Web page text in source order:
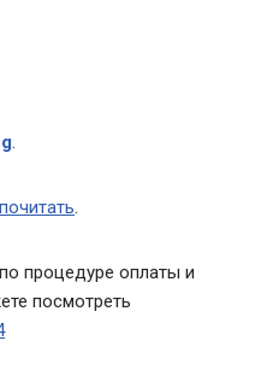
.
.
процедуре оплаты и
посмотреть